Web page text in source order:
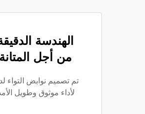
الهندسة
من أجل المتانة
تم تصميم نوابض التواء
لأداء موثوق وطويل